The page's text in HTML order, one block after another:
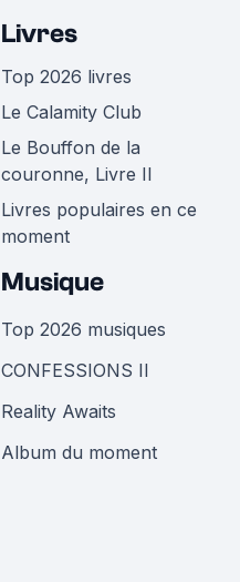
Livres
Top 2026 livres
Le Calamity Club
Le Bouffon de la
couronne, Livre II
Livres populaires en ce
moment
Musique
Top 2026 musiques
CONFESSIONS II
Reality Awaits
Album du moment